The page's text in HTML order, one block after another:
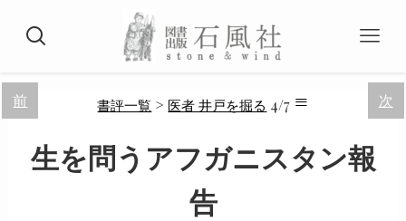
前 次
書評一覧 > 医者 井戸を掘る 4/7 ≡
生を問うアフガニスタン報
告